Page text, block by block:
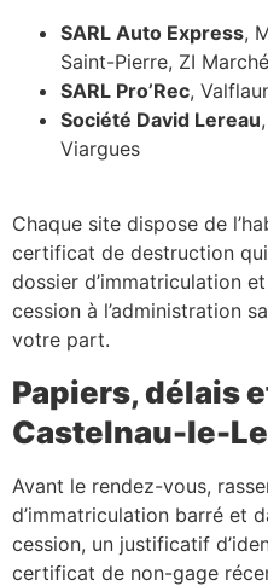
SARL Auto Express,
Saint-Pierre, ZI
SARL Pro’Rec,
Société David Lereau
Viargues
Chaque site dispose de
certificat de destruction
dossier d’immatriculation
cession à l’administration
votre part.
Papiers, délais
Castelnau-le-
Avant le rendez-vous,
d’immatriculation barré et
cession, un justificatif
certificat de non-gage